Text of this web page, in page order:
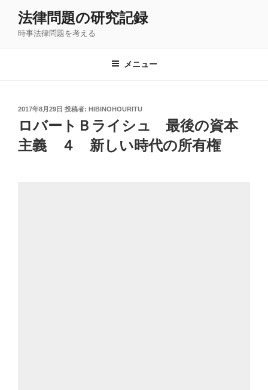
法律問題の研究記録
時事法律問題を考える
メニュー
投
稿
日:
2017年8月29日 投稿者: HIBINOHOURITU
ロバートＢライシュ 最後の資本
主義 ４ 新しい時代の所有権